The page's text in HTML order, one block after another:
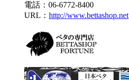
電話：06-6772-8400
URL： http://www.bettashop.net